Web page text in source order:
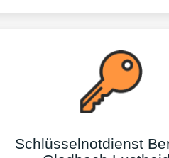
Schlüsselnotdienst